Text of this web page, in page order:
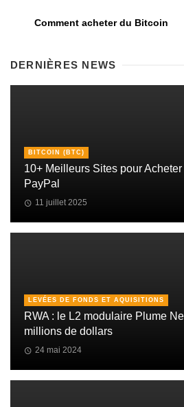
Comment acheter du Bitcoin
DERNIÈRES NEWS
BITCOIN (BTC)
10+ Meilleurs Sites pour
PayPal
11 juillet 2025
LEVÉES DE FONDS ET AQUISITIONS
RWA : le L2 modulaire Plume
millions de dollars
24 mai 2024